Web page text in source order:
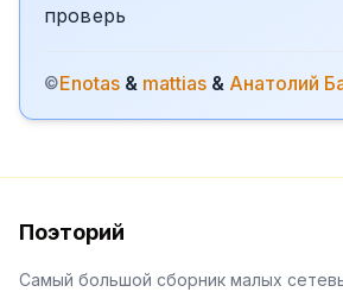
проверь
©Enotas & mattias & Анатолий
Поэторий
Самый большой сборник малых